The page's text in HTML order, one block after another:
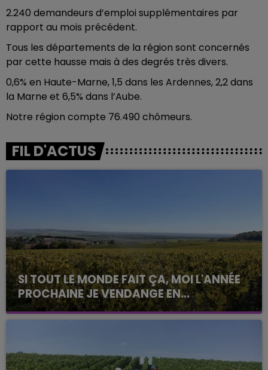
2.240 demandeurs d’emploi supplémentaires par
rapport au mois précédent.
Tous les départements de la région sont concernés
par cette hausse mais à des degrés très divers.
0,6% en Haute-Marne, 1,5 dans les Ardennes, 2,2 dans
la Marne et 6,5% dans l’Aube.
Notre région compte 76.490 chômeurs.
FIL D'ACTUS
SI TOUT LE MONDE FAIT ÇA, MOI L'ANNÉE
PROCHAINE JE VENDANGE EN...
La vendange en Champagne a débuté ce jeudi 6
août dans la commune de Montgueux (Aube). Du